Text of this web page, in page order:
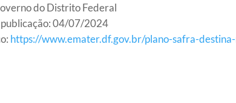
do Distrito Federal
04/07/2024
https://www.emater.df.gov.br/plano-safra-